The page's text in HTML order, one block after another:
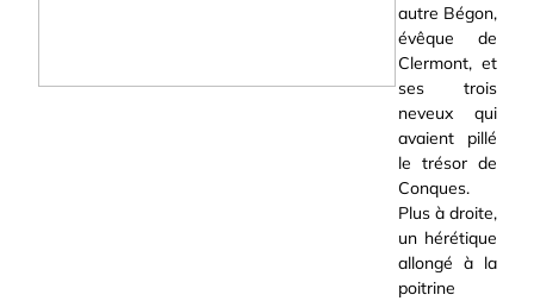
autre Bégon,
évêque de
Clermont, et
ses trois
neveux qui
avaient pillé
le trésor de
Conques.
Plus à droite,
un hérétique
allongé à la
poitrine